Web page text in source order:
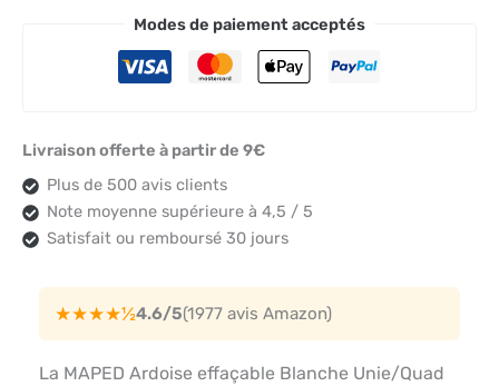
Modes de paiement acceptés
Livraison offerte à partir de 9€
Plus de 500 avis clients
Note moyenne supérieure à 4,5 / 5
Satisfait ou remboursé 30 jours
★★★★½4.6/5(1977 avis Amazon)
La MAPED Ardoise effaçable Blanche Unie/Quad